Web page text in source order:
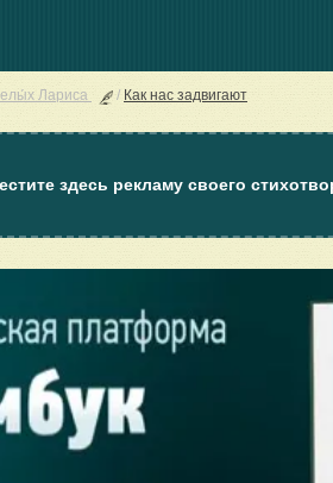
Лариса / Как нас задвигают
здесь рекламу своего